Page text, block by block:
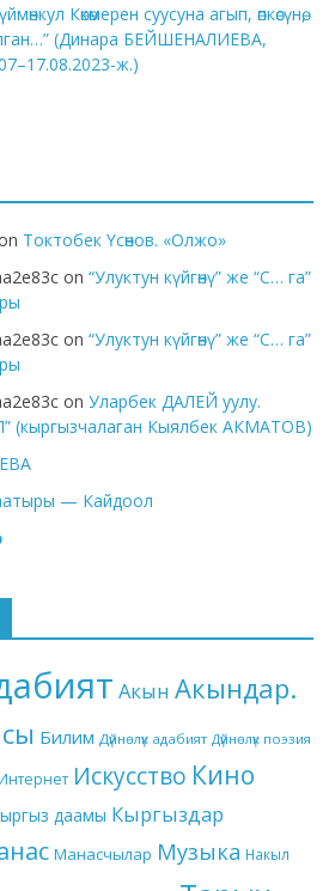
Көкөмерен суусуна агып, өпкөсүнө,
алган…” (Динара БЕЙШЕНАЛИЕВА,
ж.)
Токтобек Үсөнов. «Олжо»
on“Улуктун күйгөнү” же “С… га”
on“Улуктун күйгөнү” же “С… га”
onУларбек ДАЛЕЙ уулу.
Кыялбек АКМАТОВ)
— Кайдоол
Акын Акындар.
Билим Дүйнөлүк адабият Дүйнөлүк поэзия
Искусство Кино
даамы Кыргыздар
Манасчылар Музыка Накыл